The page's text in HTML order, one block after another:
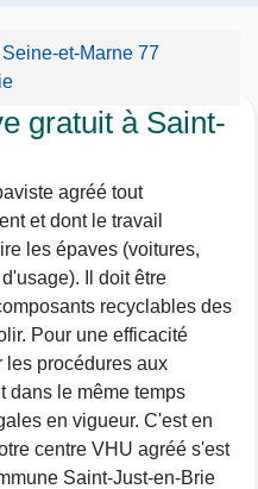
Seine-et-Marne 77
gratuit à Saint-
agréé tout
et dont le travail
les épaves (voitures,
Il doit être
recyclables des
Pour une efficacité
les procédures aux
dans le même temps
en vigueur. C'est en
centre VHU agréé s'est
Saint-Just-en-Brie